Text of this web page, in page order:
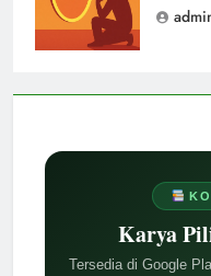
Karya
Tersedia di Google